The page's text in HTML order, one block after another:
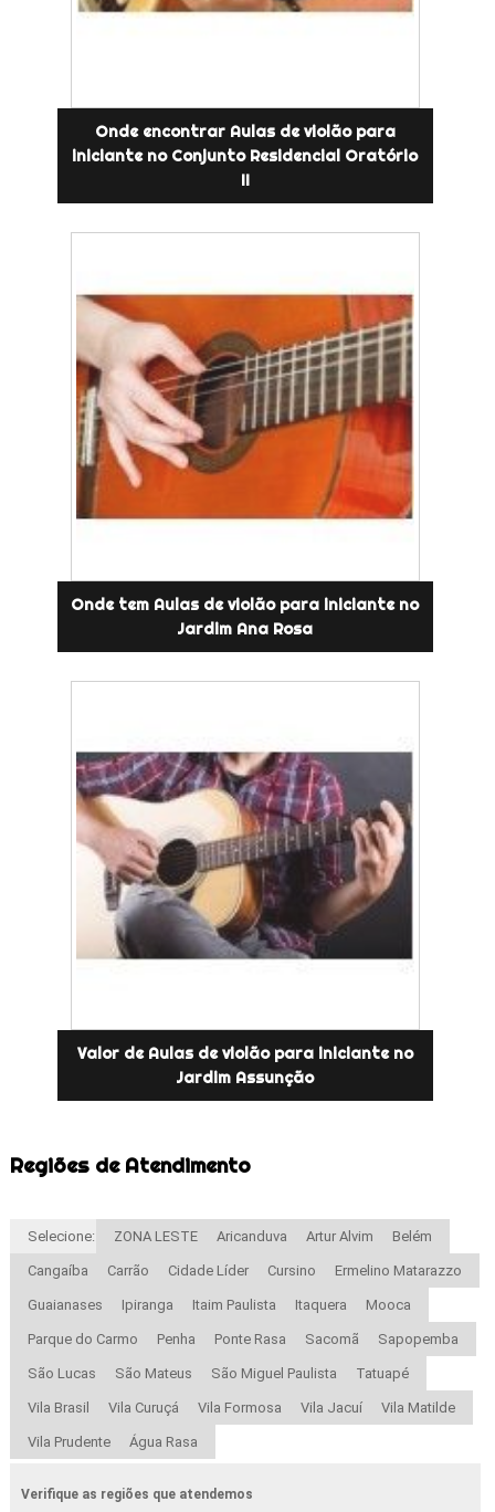
Onde encontrar Aulas de violão para
iniciante no Conjunto Residencial Oratório
II
Onde tem Aulas de violão para iniciante no
Jardim Ana Rosa
Valor de Aulas de violão para iniciante no
Jardim Assunção
Regiões de Atendimento
Selecione: ZONA LESTE Aricanduva Artur Alvim Belém
Cangaíba Carrão Cidade Líder Cursino Ermelino Matarazzo
Guaianases Ipiranga Itaim Paulista Itaquera Mooca
Parque do Carmo Penha Ponte Rasa Sacomã Sapopemba
São Lucas São Mateus São Miguel Paulista Tatuapé
Vila Brasil Vila Curuçá Vila Formosa Vila Jacuí Vila Matilde
Vila Prudente Água Rasa
Verifique as regiões que atendemos